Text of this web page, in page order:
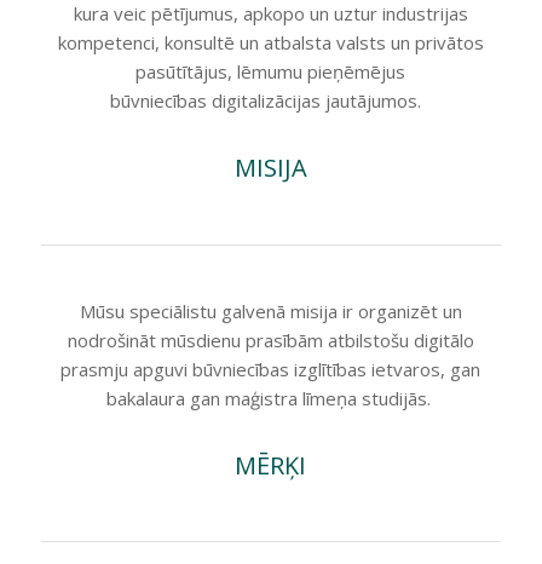
kura veic pētījumus, apkopo un uztur industrijas
kompetenci, konsultē un atbalsta valsts un privātos
pasūtītājus, lēmumu pieņēmējus
būvniecībasdigitalizācijas jautājumos.
MISIJA
Mūsu speciālistu galvenā misija ir organizēt un
nodrošināt mūsdienu prasībām atbilstošu digitālo
prasmju apguvi būvniecības izglītības ietvaros, gan
bakalaura gan maģistra līmeņa studijās.
MĒRĶI